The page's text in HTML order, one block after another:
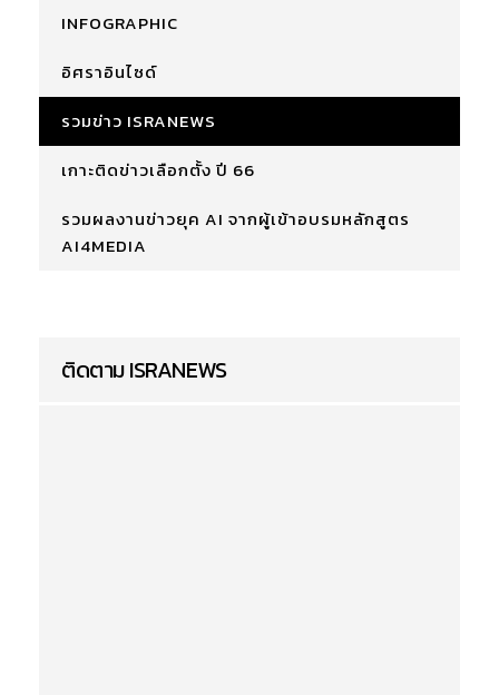
INFOGRAPHIC
อิศราอินไซด์
รวมข่าว ISRANEWS
เกาะติดข่าวเลือกตั้ง ปี 66
รวมผลงานข่าวยุค AI จากผู้เข้าอบรมหลักสูตร
AI4MEDIA
ติดตาม ISRANEWS